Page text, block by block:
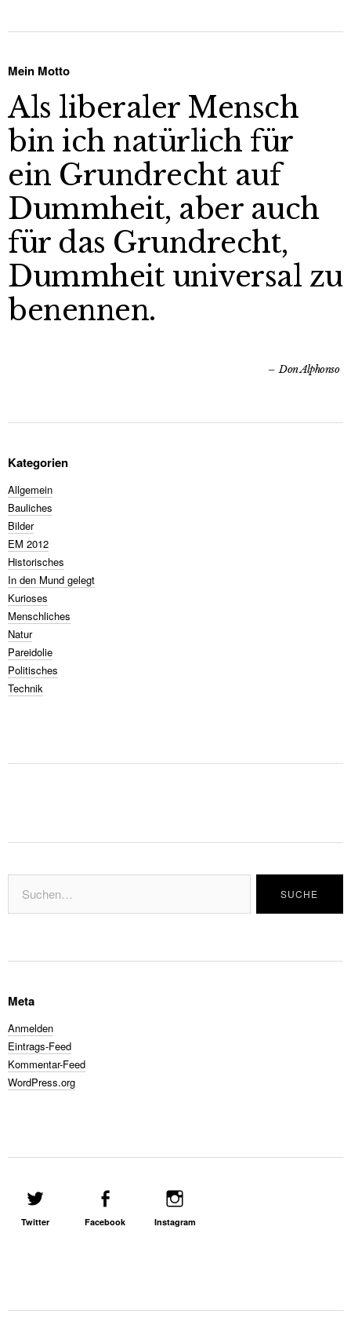
Mein Motto
Als liberaler Mensch
bin ich natürlich für
ein Grundrecht auf
Dummheit, aber auch
für das Grundrecht,
Dummheit universal zu
benennen.
Don Alphonso
Kategorien
Allgemein
Bauliches
Bilder
EM 2012
Historisches
In den Mund gelegt
Kurioses
Menschliches
Natur
Pareidolie
Politisches
Technik
Meta
Anmelden
Eintrags-Feed
Kommentar-Feed
WordPress.org
Twitter Facebook Instagram